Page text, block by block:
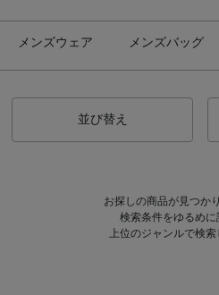
メンズウェア メンズバッグ
並び替え
お探しの商品が見つか
検索条件をゆるめに
上位のジャンルで検索